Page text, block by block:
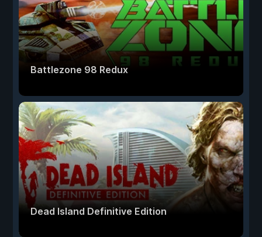
Battlezone 98 Redux
Dead Island Definitive Edition